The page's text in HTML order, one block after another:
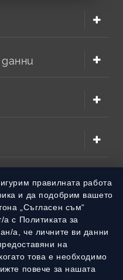
правилната работа
и да подобрим вашето
„Съгласен съм“
а с Политиката за
а, че личните ви данни
на
това е необходимо
повече за нашата